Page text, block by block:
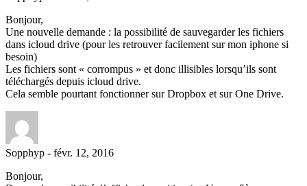
Bonjour,
Une nouvelle demande : la possibilité de sauvegarder les fichiers
dans icloud drive (pour les retrouver facilement sur mon iphone si
besoin)
Les fichiers sont « corrompus » et donc illisibles lorsqu’ils sont
téléchargés depuis icloud drive.
Cela semble pourtant fonctionner sur Dropbox et sur One Drive.
Sopphyp - févr. 12, 2016
Bonjour,